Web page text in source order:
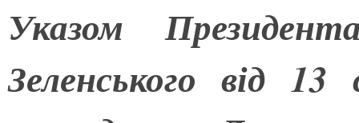
Указом
Зеленського від 13